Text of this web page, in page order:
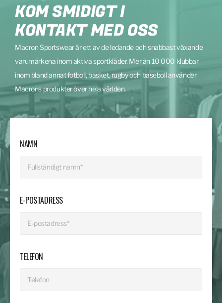
KOM SMIDIGT I
KONTAKT MED OSS
Macron Sportswear är ett av de ledande och snabbast växande
varumärkena inom aktiva sportkläder. Mer än 10 000 klubbar
inom bland annat fotboll, basket, rugby och baseboll använder
Macrons produkter över hela världen.
NAMN
E-POSTADRESS
TELEFON